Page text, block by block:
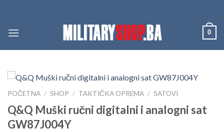
content
0
POČETNA / SHOP / TAKTIČKA OPREMA / SATOVI
Q&Q Muški ručni digitalni i analogni sat
GW87J004Y